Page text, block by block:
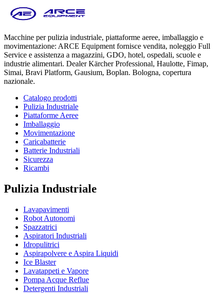
Macchine per pulizia industriale, piattaforme aeree, imballaggio e
movimentazione: ARCE Equipment fornisce vendita, noleggio Full
Service e assistenza a magazzini, GDO, hotel, ospedali, scuole e
industrie alimentari. Dealer Kärcher Professional, Haulotte, Fimap,
Simai, Bravi Platform, Gausium, Boplan. Bologna, copertura
nazionale.
Catalogo prodotti
Pulizia Industriale
Piattaforme Aeree
Imballaggio
Movimentazione
Caricabatterie
Batterie Industriali
Sicurezza
Ricambi
Pulizia Industriale
Lavapavimenti
Robot Autonomi
Spazzatrici
Aspiratori Industriali
Idropulitrici
Aspirapolvere e Aspira Liquidi
Ice Blaster
Lavatappeti e Vapore
Pompa Acque Reflue
Detergenti Industriali